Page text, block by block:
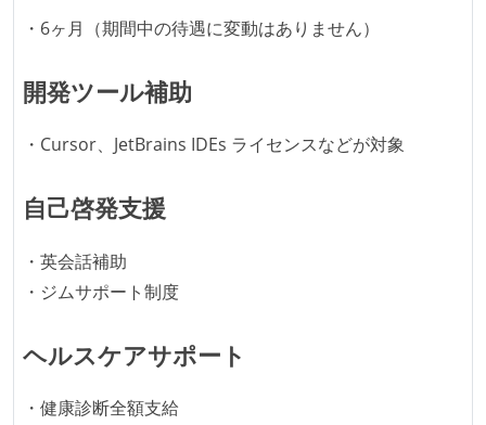
大規模サービスの開発
同時接続ユーザー数（数千以上）
労働環境の自由度
日本国内であれば、居住地は問わずにフルリモートで
フレックスタイム制または裁量労働制を採用している
メンバーの多様性
外国籍の開発メンバーがいる
待遇・福利厚生
・6ヶ月（期間中の待遇に変動はありません）
開発ツール補助
・Cursor、JetBrains IDEs ライセンスなどが対象
自己啓発支援
・英会話補助
・ジムサポート制度
ヘルスケアサポート
・健康診断全額支給